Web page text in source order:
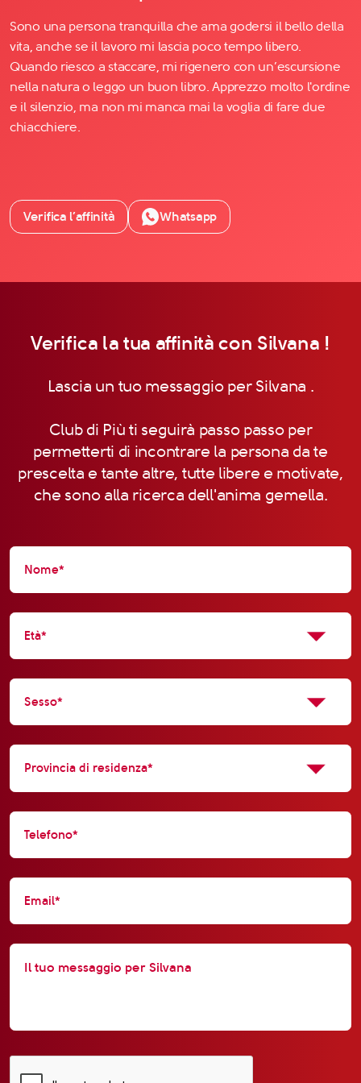
Sono una persona tranquilla che ama godersi il bello della
vita, anche se il lavoro mi lascia poco tempo libero.
Quando riesco a staccare, mi rigenero con un’escursione
nella natura o leggo un buon libro. Apprezzo molto l'ordine
e il silenzio, ma non mi manca mai la voglia di fare due
chiacchiere.
Verifica l’affinità Whatsapp
Verifica la tua affinità con Silvana !
Lascia un tuo messaggio per Silvana .
Club di Più ti seguirà passo passo per
permetterti di incontrare la persona da te
prescelta e tante altre, tutte libere e motivate,
che sono alla ricerca dell'anima gemella.